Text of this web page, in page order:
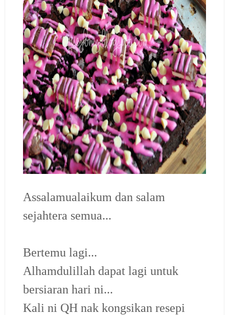
Assalamualaikum dan salam
sejahtera semua...
Bertemu lagi...
Alhamdulillah dapat lagi untuk
bersiaran hari ni...
Kali ni QH nak kongsikan resepi